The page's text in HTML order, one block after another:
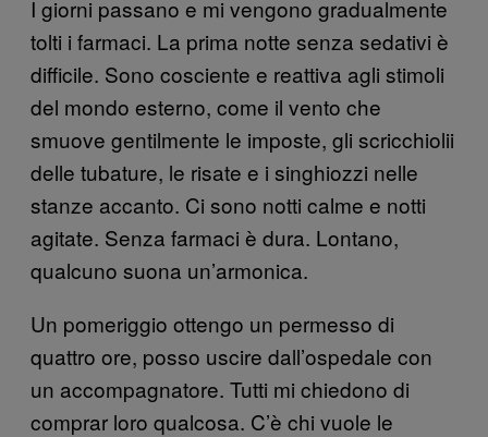
I giorni passano e mi vengono gradualmente
tolti i farmaci. La prima notte senza sedativi è
difficile. Sono cosciente e reattiva agli stimoli
del mondo esterno, come il vento che
smuove gentilmente le imposte, gli scricchiolii
delle tubature, le risate e i singhiozzi nelle
stanze accanto. Ci sono notti calme e notti
agitate. Senza farmaci è dura. Lontano,
qualcuno suona un’armonica.
Un pomeriggio ottengo un permesso di
quattro ore, posso uscire dall’ospedale con
un accompagnatore. Tutti mi chiedono di
comprar loro qualcosa. C’è chi vuole le